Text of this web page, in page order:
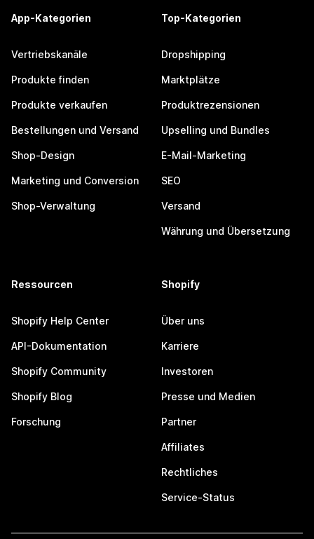
App-Kategorien
Vertriebskanäle
Produkte finden
Produkte verkaufen
Bestellungen und Versand
Shop-Design
Marketing und Conversion
Shop-Verwaltung
Top-Kategorien
Dropshipping
Marktplätze
Produktrezensionen
Upselling und Bundles
E-Mail-Marketing
SEO
Versand
Währung und Übersetzung
Ressourcen
Shopify Help Center
API-Dokumentation
Shopify Community
Shopify Blog
Forschung
Shopify
Über uns
Karriere
Investoren
Presse und Medien
Partner
Affiliates
Rechtliches
Service-Status